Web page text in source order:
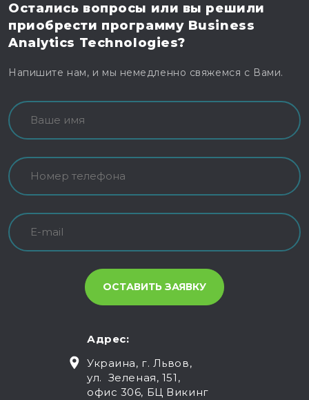
Остались вопросы или вы решили
приобрести программу Business
Analytics Technologies?
Напишите нам, и мы немедленно свяжемся с Вами.
Адрес:
Украина, г. Львов,
ул. Зеленая, 151,
офис 306, БЦ Викинг